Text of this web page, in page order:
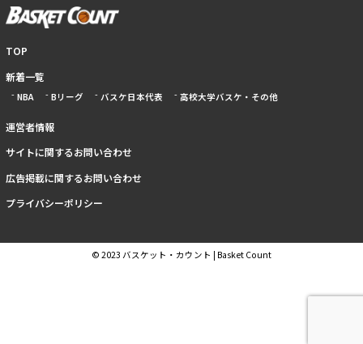
TOP
新着一覧
NBA Bリーグ バスケ日本代表 高校大学バスケ・その他
運営者情報
サイトに関するお問い合わせ
広告掲載に関するお問い合わせ
プライバシーポリシー
© 2023 バスケット・カウント | Basket Count